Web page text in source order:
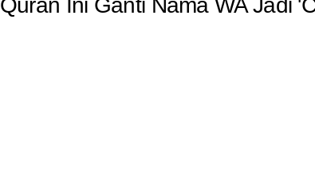
Quran Ini Ganti Nama WA Jadi